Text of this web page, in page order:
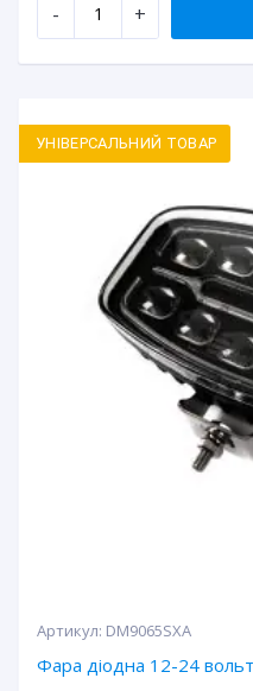
- +
УНІВЕРСАЛЬНИЙ ТОВАР
Артикул: DM9065SXA
Фара діодна 12-24